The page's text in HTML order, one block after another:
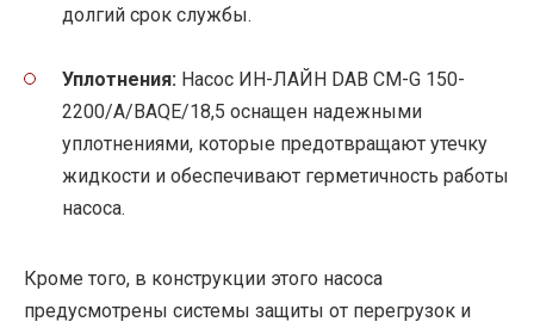
долгий срок службы.
Уплотнения: Насос ИН-ЛАЙН DAB CM-G 150-
2200/A/BAQE/18,5 оснащен надежными
уплотнениями, которые предотвращают утечку
жидкости и обеспечивают герметичность работы
насоса.
Кроме того, в конструкции этого насоса
предусмотрены системы защиты от перегрузок и